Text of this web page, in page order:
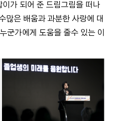
가 되어 준 드림그림을 떠나
많은 배움과 과분한 사랑에 대
군가에게 도움을 줄수 있는 이